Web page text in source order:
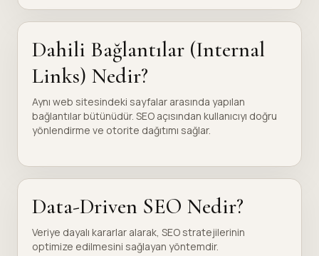
Dahili Bağlantılar (Internal
Links) Nedir?
Aynı web sitesindeki sayfalar arasında yapılan
bağlantılar bütünüdür. SEO açısından kullanıcıyı doğru
yönlendirme ve otorite dağıtımı sağlar.
Data-Driven SEO Nedir?
Veriye dayalı kararlar alarak, SEO stratejilerinin
optimize edilmesini sağlayan yöntemdir.